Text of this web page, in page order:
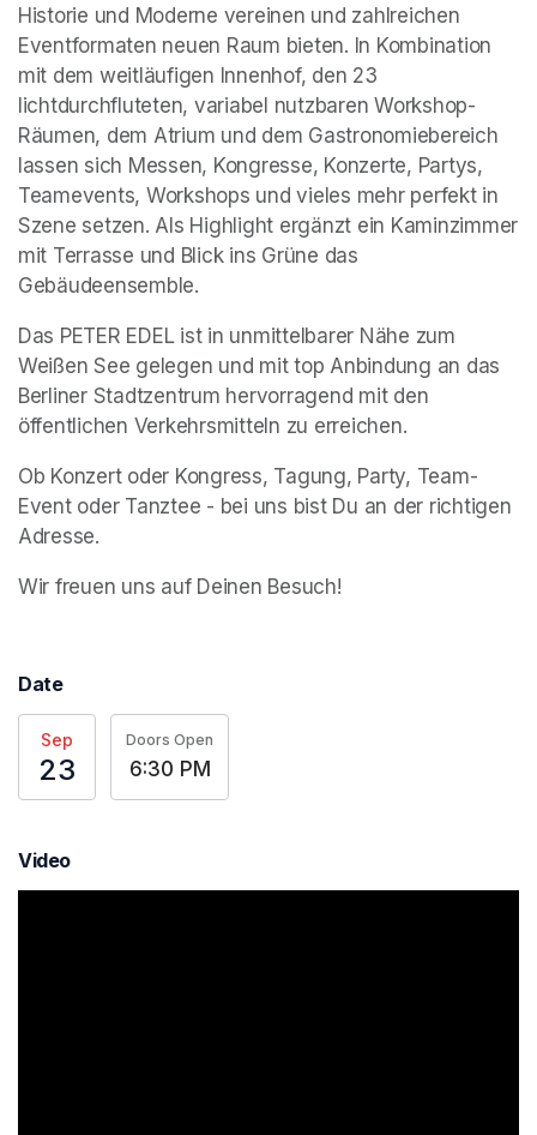
Historie und Moderne vereinen und zahlreichen
Eventformaten neuen Raum bieten. In Kombination
mit dem weitläufigen Innenhof, den 23
lichtdurchfluteten, variabel nutzbaren Workshop-
Räumen, dem Atrium und dem Gastronomiebereich
lassen sich Messen, Kongresse, Konzerte, Partys,
Teamevents, Workshops und vieles mehr perfekt in
Szene setzen. Als Highlight ergänzt ein Kaminzimmer
mit Terrasse und Blick ins Grüne das
Gebäudeensemble.
Das PETER EDEL ist in unmittelbarer Nähe zum
Weißen See gelegen und mit top Anbindung an das
Berliner Stadtzentrum hervorragend mit den
öffentlichen Verkehrsmitteln zu erreichen.
Ob Konzert oder Kongress, Tagung, Party, Team-
Event oder Tanztee - bei uns bist Du an der richtigen
Adresse.
Wir freuen uns auf Deinen Besuch!
Date
Sep
23
Doors Open
6:30 PM
Video